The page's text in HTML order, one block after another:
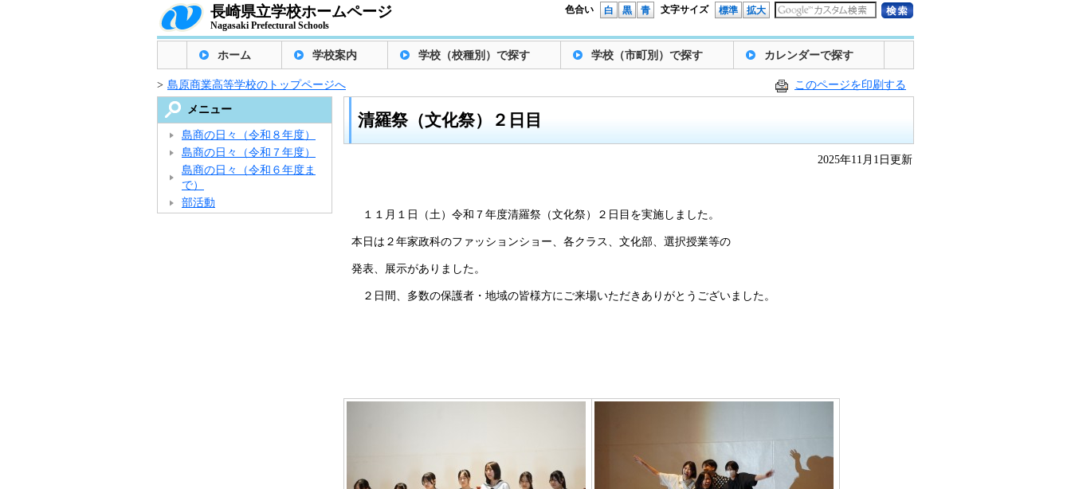
長崎県立学校ホームページ
Nagasaki Prefectural Schools
文字サイズ 標準 拡大
色合い 白 黒 青
ホーム 学校案内 学校（校種別）で探す 学校（市町別）で探す カレンダーで探す
> 島原商業高等学校のトップページへ このページを印刷する
清羅祭（文化祭）２日目
2025年11月1日更新
１１月１日（土）令和７年度清羅祭（文化祭）２日目を実施しました。
本日は２年家政科のファッションショー、各クラス、文化部、選択授業等の
発表、展示がありました。
２日間、多数の保護者・地域の皆様方にご来場いただきありがとうございました。
メニュー
島商の日々（令和８年度）
島商の日々（令和７年度）
島商の日々（令和６年度ま
で）
部活動